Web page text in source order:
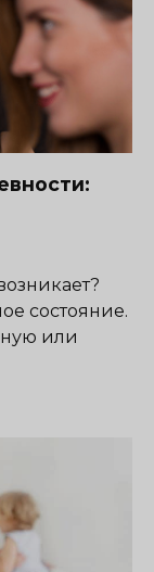
состояние.
или